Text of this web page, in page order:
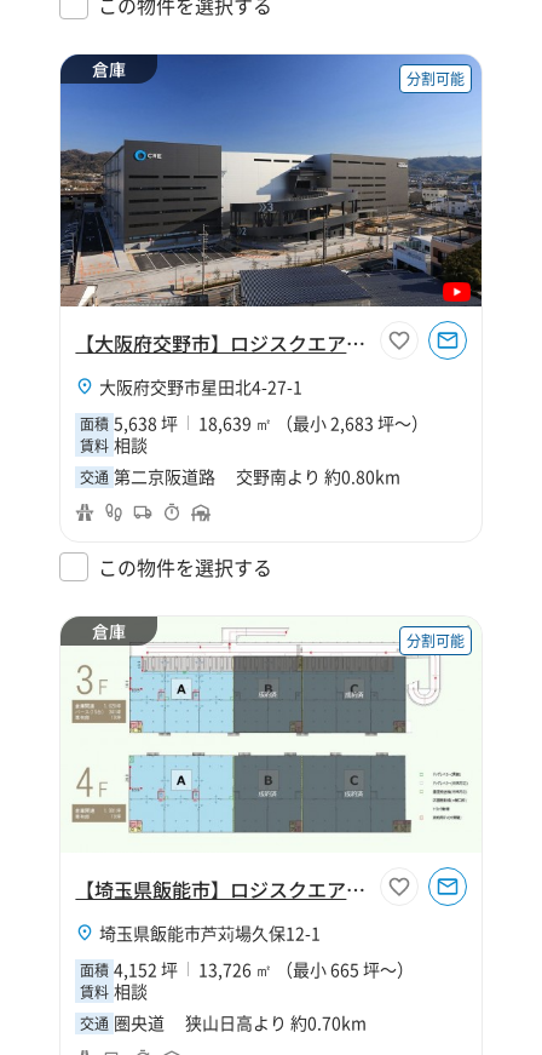
倉庫 分割可能
【大阪府交野市】ロジスクエア大阪交野
大阪府交野市星田北4-27-1
面積 5,638 坪 18,639 ㎡ （最小 2,683 坪～）
賃料 相談
交通 第二京阪道路 交野南より 約0.80km
この物件を選択する
倉庫 分割可能
【埼玉県飯能市】ロジスクエア狭山日高
埼玉県飯能市芦苅場久保12-1
面積 4,152 坪 13,726 ㎡ （最小 665 坪～）
賃料 相談
交通 圏央道 狭山日高より 約0.70km